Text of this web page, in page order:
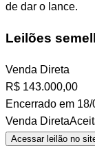
de dar o lance.
Leilões
Venda Direta
R$ 143.000,00
Encerrado em
Venda Direta
Acessar leilão no